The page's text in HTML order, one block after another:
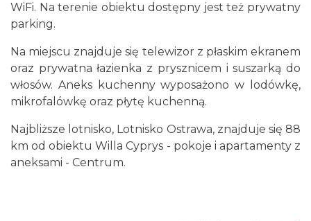
WiFi. Na terenie obiektu dostępny jest też prywatny
parking.
Na miejscu znajduje się telewizor z płaskim ekranem
oraz prywatna łazienka z prysznicem i suszarką do
włosów. Aneks kuchenny wyposażono w lodówkę,
mikrofalówkę oraz płytę kuchenną.
Najbliższe lotnisko, Lotnisko Ostrawa, znajduje się 88
km od obiektu Willa Cyprys - pokoje i apartamenty z
aneksami - Centrum.